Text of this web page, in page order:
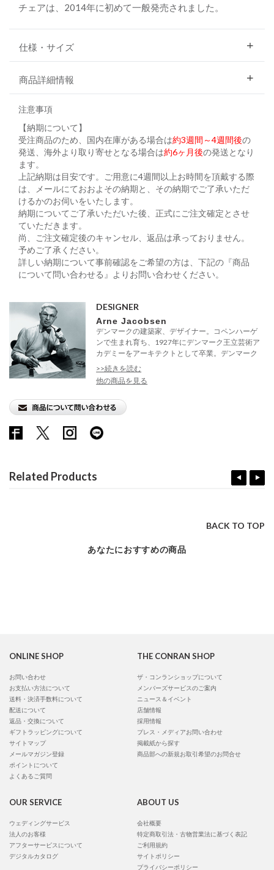
チェアは、2014年に初めて一般発売されました。
仕様・サイズ
商品詳細情報
注意事項
【納期について】
受注商品のため、国内在庫がある場合は約3週間～4週間後の
発送、海外より取り寄せとなる場合は約6ヶ月後の発送となり
ます。
上記納期は目安です。ご用意に4週間以上お時間を頂戴する際
は、メールにておおよその納期と、その納期でご了承いただ
けるかのお伺いをいたします。
納期についてご了承いただいた後、正式にご注文確定とさせ
ていただきます。
尚、ご注文確定後のキャンセル、返品は承っておりません。
予めご了承ください。
詳しい納期について事前確認をご希望の方は、下記の『商品
について問い合わせる』よりお問い合わせください。
DESIGNER
Arne Jacobsen
デンマークの建築家、デザイナー。コペンハーゲ
ンで生まれ育ち、1927年にデンマーク王立芸術ア
カデミーをアーキテクトとして卒業。デンマーク
内...
>>続きを読む
他の商品を見る
Related Products
BACK TO TOP
あなたにおすすめの商品
ONLINE SHOP
お問い合わせ
お支払い方法について
送料・決済手数料について
配送について
返品・交換について
ギフトラッピングについて
サイトマップ
メールマガジン登録
ポイントについて
よくあるご質問
THE CONRAN SHOP
ザ・コンランショップについて
メンバーズサービスのご案内
ニュース＆イベント
店舗情報
採用情報
プレス・メディアお問い合わせ
掲載紙から探す
商品部への新規お取引希望のお問合せ
OUR SERVICE
ウェディングサービス
法人のお客様
アフターサービスについて
デジタルカタログ
ABOUT US
会社概要
特定商取引法・古物営業法に基づく表記
ご利用規約
サイトポリシー
プライバシーポリシー